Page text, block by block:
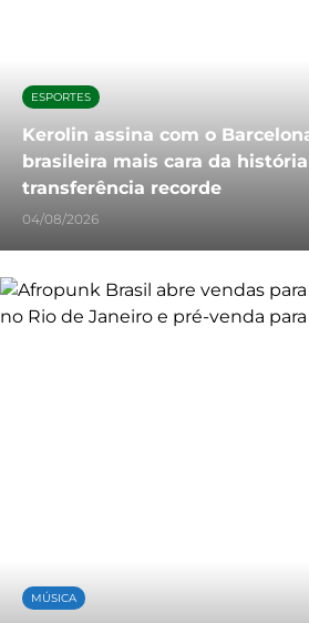
ESPORTES
Kerolin assina com o
brasileira mais cara da
transferência recorde
04/08/2026
MÚSICA